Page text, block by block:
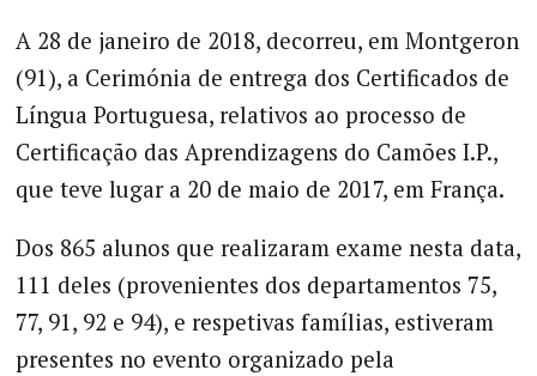
A 28 de janeiro de 2018, decorreu, em Montgeron
(91), a Cerimónia de entrega dos Certificados de
Língua Portuguesa, relativos ao processo de
Certificação das Aprendizagens do Camões I.P.,
que teve lugar a 20 de maio de 2017, em França.
Dos 865 alunos que realizaram exame nesta data,
111 deles (provenientes dos departamentos 75,
77, 91, 92 e 94), e respetivas famílias, estiveram
presentes no evento organizado pela